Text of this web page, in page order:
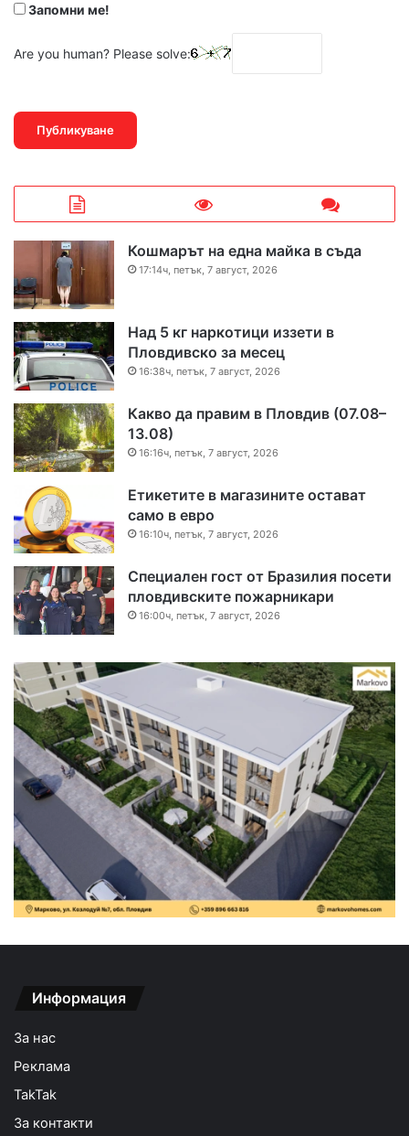
Запомни ме!
Are you human? Please solve:
Кошмарът на една майка в съда
17:14ч, петък, 7 август, 2026
Над 5 кг наркотици иззети в
Пловдивско за месец
16:38ч, петък, 7 август, 2026
Какво да правим в Пловдив (07.08–
13.08)
16:16ч, петък, 7 август, 2026
Етикетите в магазините остават
само в евро
16:10ч, петък, 7 август, 2026
Специален гост от Бразилия посети
пловдивските пожарникари
16:00ч, петък, 7 август, 2026
Информация
За нас
Реклама
TakTak
За контакти